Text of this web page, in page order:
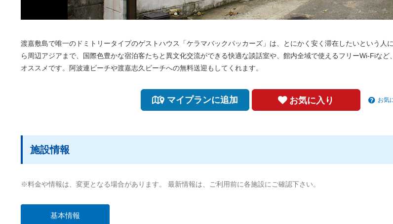
渡嘉敷島で唯一のドミトリータイプのゲストハウス「ケラマバックパッカーズ」は、とにかく安く滞在したいという人
ら周辺アジアまで、国際色豊かな宿泊客たちと異文化交流ができる快適な談話室や、館内全域で使えるフリーWi-Fiなど
オススメです。阿波連ビーチや渡嘉志久ビーチへの無料送迎もしてくれます。
マイプランに追加 お気に入り お気
施設情報
※料金や情報は、変更となる場合があります。 最新情報は、ご利用前に各施設にご確認下さい。
基本情報